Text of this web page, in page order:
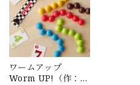
ワームアップ
Worm UP!（作：ア